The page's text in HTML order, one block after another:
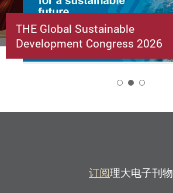
THE Global Sustainable
Development Congress 2026
订阅理大电子刊物